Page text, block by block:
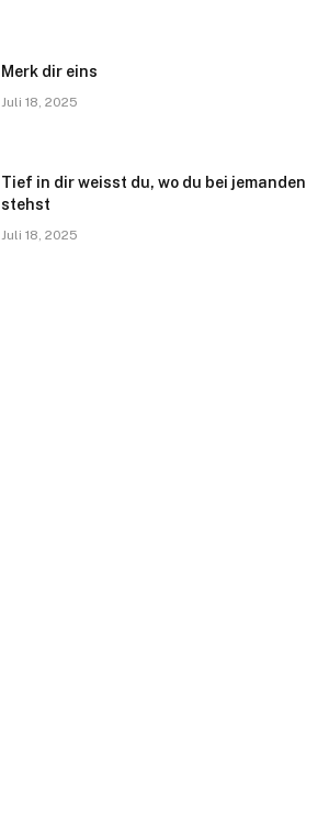
Merk dir eins
Juli 18, 2025
Tief in dir weisst du, wo du bei jemanden
stehst
Juli 18, 2025